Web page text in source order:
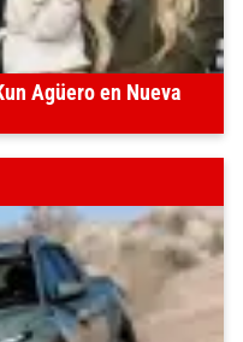
Agüero en Nueva